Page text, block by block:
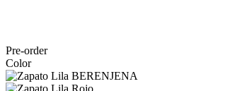
Pre-order
Color